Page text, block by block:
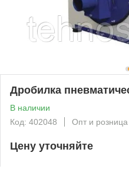
Дробилка
В наличии
Код: 402048
Опт и розница
Цену уточняйте